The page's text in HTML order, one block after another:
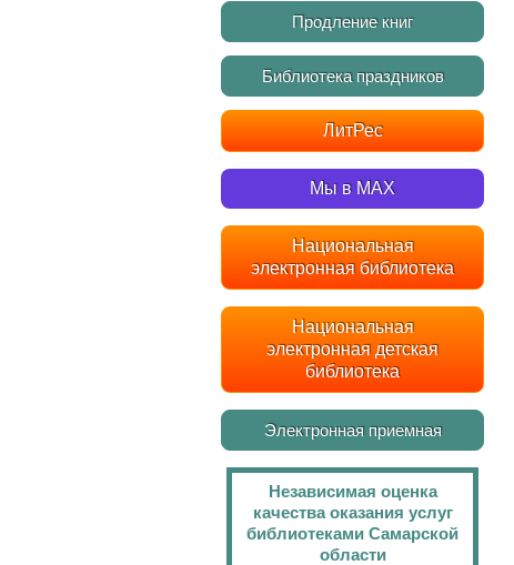
Продление книг
Библиотека праздников
ЛитРес
Мы в MAX
Национальная
электронная библиотека
Национальная
электронная детская
библиотека
Электронная приемная
Независимая оценка
качества оказания услуг
библиотеками Самарской
области